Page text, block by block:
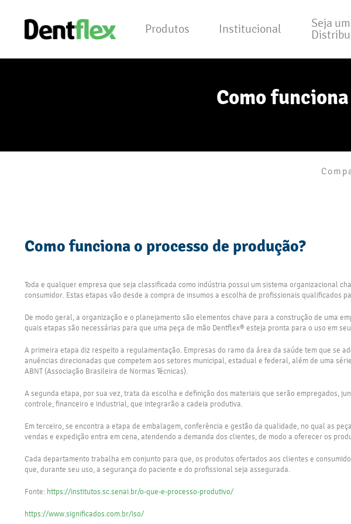
Produtos Institucional
Seja um
Como
Como funciona o processo de produção?
Toda e qualquer empresa que seja classificada como indústria possui um sistema organizacional
consumidor. Estas etapas vão desde a compra de insumos a escolha de profissionais
De modo geral, a organização e o planejamento são elementos chave para a construção de uma
quais etapas são necessárias para que uma peça de mão Dentflex® esteja pronta para o uso em
A primeira etapa diz respeito a regulamentação. Empresas do ramo da área da saúde tem que se
anuências direcionadas que competem aos setores municipal, estadual e federal, além de uma
ABNT (Associação Brasileira de Normas Técnicas).
A segunda etapa, por sua vez, trata da escolha e definição dos materiais que serão empregados,
controle, financeiro e industrial, que integrarão a cadeia produtiva.
Em terceiro, se encontra a etapa de embalagem, conferência e gestão da qualidade, no qual as
vendas e expedição entra em cena, atendendo a demanda dos clientes, de modo a oferecer os
Cada departamento trabalha em conjunto para que, os produtos ofertados aos clientes e
que, durante seu uso, a segurança do paciente e do profissional seja assegurada.
Fonte: https://institutos.sc.senai.br/o-que-e-processo-produtivo/
https://www.significados.com.br/iso/